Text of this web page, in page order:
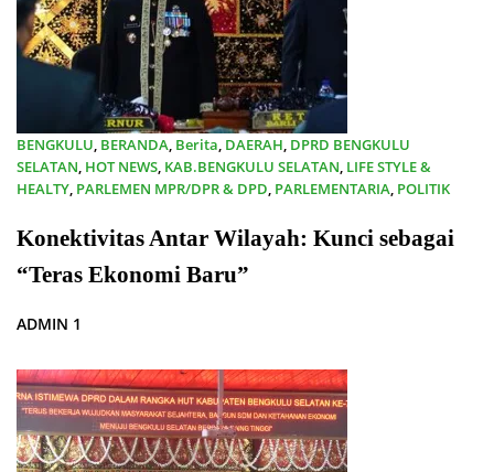
BENGKULU, BERANDA, Berita, DAERAH, DPRD BENGKULU
SELATAN, HOT NEWS, KAB.BENGKULU SELATAN, LIFE STYLE &
HEALTY, PARLEMEN MPR/DPR & DPD, PARLEMENTARIA, POLITIK
Konektivitas Antar Wilayah: Kunci sebagai
“Teras Ekonomi Baru”
ADMIN 1